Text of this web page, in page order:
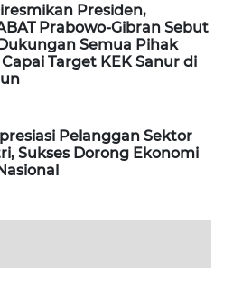
Presiden,
Prabowo-Gibran Sebut
Semua Pihak
Target KEK Sanur di
Pelanggan Sektor
Sukses Dorong Ekonomi